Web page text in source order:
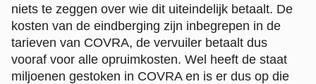
niets te zeggen over wie dit uiteindelijk betaalt. De
kosten van de eindberging zijn inbegrepen in de
tarieven van COVRA, de vervuiler betaalt dus
vooraf voor alle opruimkosten. Wel heeft de staat
miljoenen gestoken in COVRA en is er dus op die